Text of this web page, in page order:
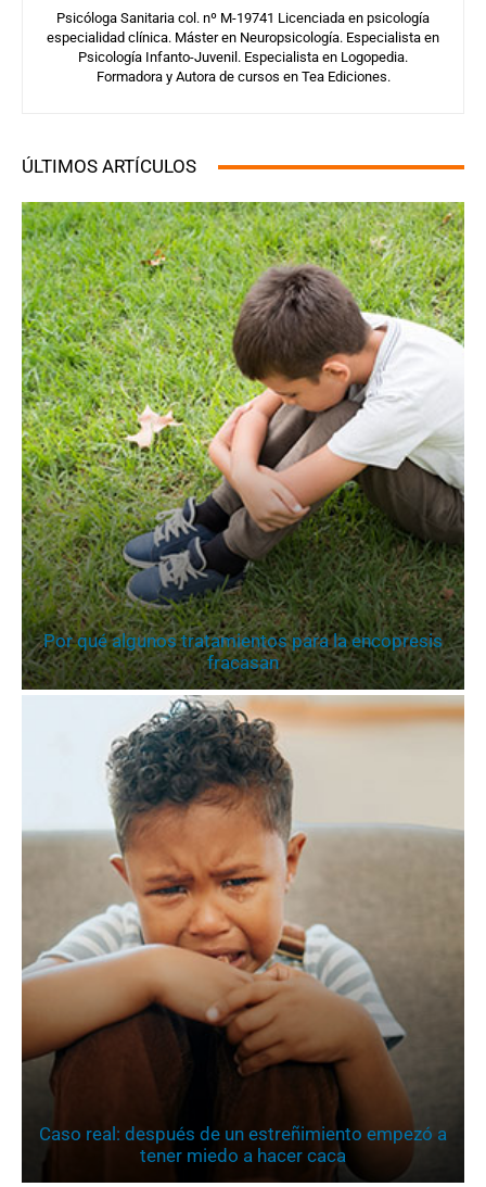
Psicóloga Sanitaria col. nº M-19741 Licenciada en psicología
especialidad clínica. Máster en Neuropsicología. Especialista en
Psicología Infanto-Juvenil. Especialista en Logopedia.
Formadora y Autora de cursos en Tea Ediciones.
ÚLTIMOS ARTÍCULOS
Por qué algunos tratamientos para la encopresis
fracasan
Caso real: después de un estreñimiento empezó a
tener miedo a hacer caca